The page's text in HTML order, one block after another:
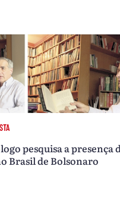
pesquisa a presença
Brasil de Bolsonaro